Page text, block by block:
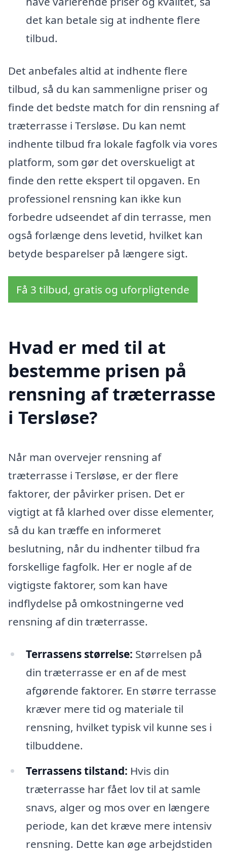
det kan betale sig at indhente flere
tilbud.
Det anbefales altid at indhente flere
tilbud, så du kan sammenligne priser og
finde det bedste match for din rensning af
træterrasse i Tersløse. Du kan nemt
indhente tilbud fra lokale fagfolk via vores
platform, som gør det overskueligt at
finde den rette ekspert til opgaven. En
professionel rensning kan ikke kun
forbedre udseendet af din terrasse, men
også forlænge dens levetid, hvilket kan
betyde besparelser på længere sigt.
Få 3 tilbud, gratis og uforpligtende
Hvad er med til at
bestemme prisen på
rensning af træterrasse
i Tersløse?
Når man overvejer rensning af
træterrasse i Tersløse, er der flere
faktorer, der påvirker prisen. Det er
vigtigt at få klarhed over disse elementer,
så du kan træffe en informeret
beslutning, når du indhenter tilbud fra
forskellige fagfolk. Her er nogle af de
vigtigste faktorer, som kan have
indflydelse på omkostningerne ved
rensning af din træterrasse.
Terrassens størrelse: Størrelsen på
din træterrasse er en af de mest
afgørende faktorer. En større terrasse
kræver mere tid og materiale til
rensning, hvilket typisk vil kunne ses i
tilbuddene.
Terrassens tilstand: Hvis din
træterrasse har fået lov til at samle
snavs, alger og mos over en længere
periode, kan det kræve mere intensiv
rensning. Dette kan øge arbejdstiden